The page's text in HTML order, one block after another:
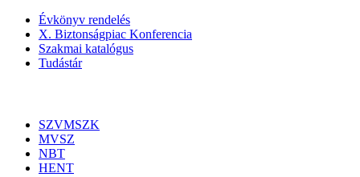
Évkönyv rendelés
X. Biztonságpiac Konferencia
Szakmai katalógus
Tudástár
SZVMSZK
MVSZ
NBT
HENT